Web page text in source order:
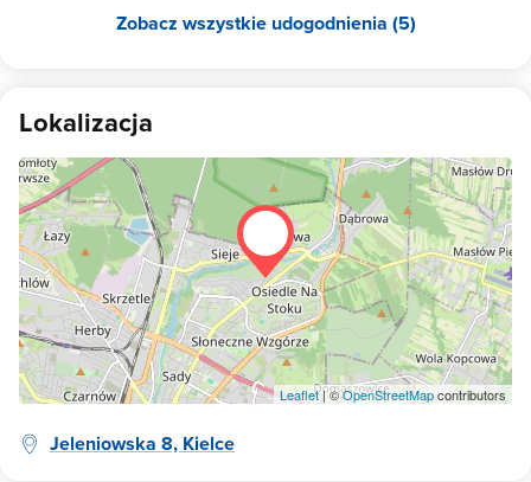
Zobacz wszystkie udogodnienia (5)
Lokalizacja
Leaflet| ©OpenStreetMapcontributors
Jeleniowska 8, Kielce